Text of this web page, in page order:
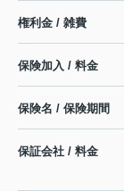
権利金 / 雑費
保険加入 / 料金
保険名 / 保険期間
保証会社 / 料金